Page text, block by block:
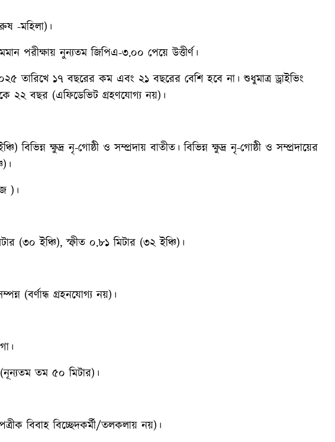
-মহিলা)।
পরীক্ষায় নুন্যতম জিপিএ-৩.০০ পেয়ে উত্তীর্ণ।
তারিখে ১৭ বছরের কম এবং ২১ বছরের বেশি হবে না। শুধুমাত্র ড্রাইভিং
২২ বছর (এফিডেভিট গ্রহণযোগ্য নয়)।
বিভিন্ন ক্ষুদ্র নৃ-গোষ্ঠী ও সম্প্রদায় বাতীত। বিভিন্ন ক্ষুদ্র নৃ-গোষ্ঠী ও সম্প্রদায়ের
)।
(৩০ ইঞ্চি), স্ফীত ০.৮১ মিটার (৩২ ইঞ্চি)।
(বর্ণান্ধ গ্রহনযোগ্য নয়)।
তম ৫০ মিটার)।
বিবাহ বিচ্ছেদকর্মী/তলকলায় নয়)।